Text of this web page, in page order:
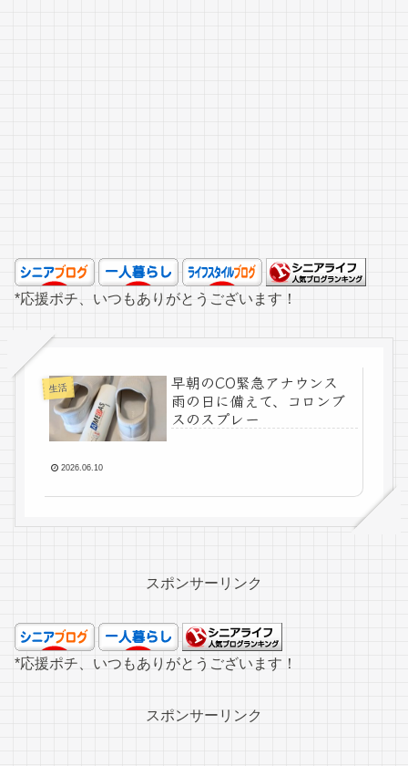
*応援ポチ、いつもありがとうございます！
生活
早朝のCO緊急アナウンス
雨の日に備えて、コロンブ
スのスプレー
2026.06.10
スポンサーリンク
*応援ポチ、いつもありがとうございます！
スポンサーリンク